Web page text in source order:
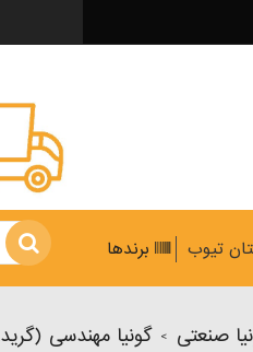
تیوب برندها
صنعتی > گونیا مهندسی (گریدA) خط کشی شده گروز GROZ (کد کالا SS/A/GM) ( در ۲ سایز مختلف)